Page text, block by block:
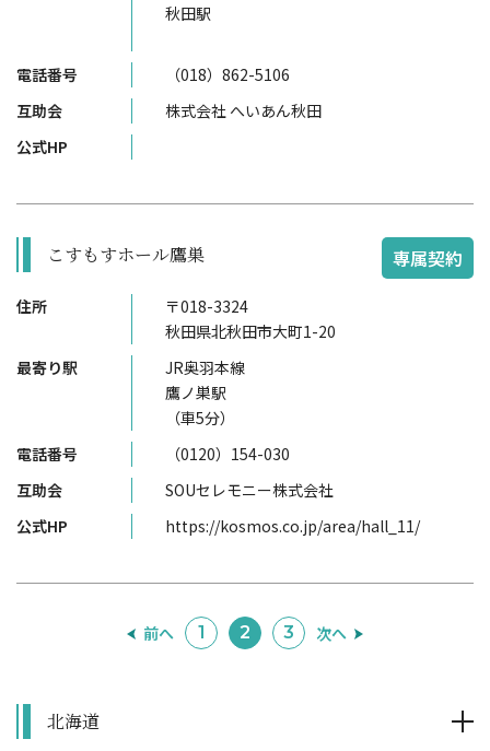
北海道
秋田駅
電話番号
（018）862-5106
互助会
株式会社 へいあん秋田
公式HP
こすもすホール鷹巣 専属契約
住所
〒018-3324
秋田県北秋田市大町1-20
最寄り駅
JR奥羽本線
鷹ノ巣駅
（車5分）
電話番号
（0120）154-030
互助会
SOUセレモニー株式会社
公式HP
https://kosmos.co.jp/area/hall_11/
前へ 1 2 3 次へ